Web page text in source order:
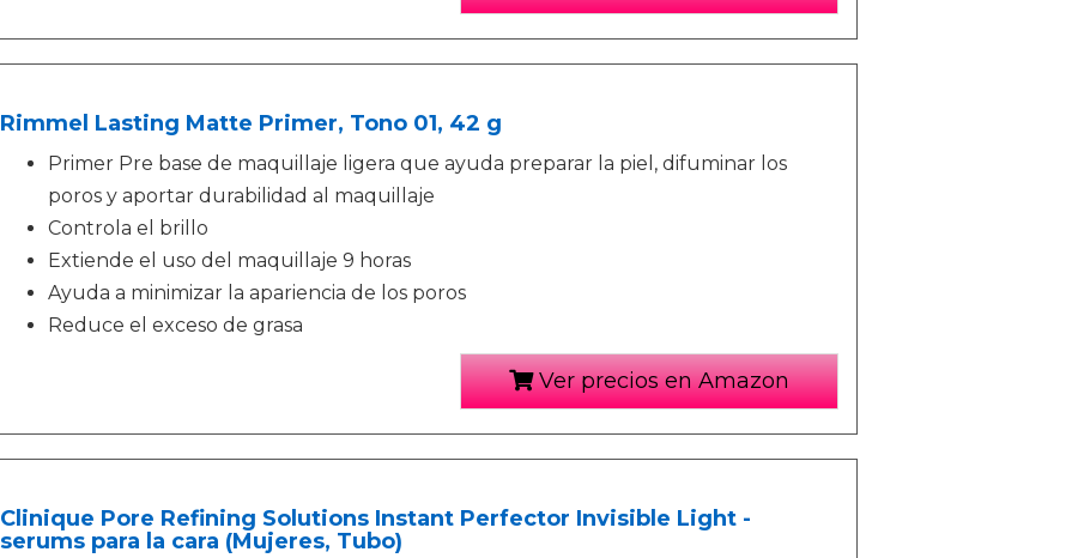
Rimmel Lasting Matte Primer, Tono 01, 42 g
Primer Pre base de maquillaje ligera que ayuda preparar la piel, difuminar los
poros y aportar durabilidad al maquillaje
Controla el brillo
Extiende el uso del maquillaje 9 horas
Ayuda a minimizar la apariencia de los poros
Reduce el exceso de grasa
Ver precios en Amazon
Clinique Pore Refining Solutions Instant Perfector Invisible Light -
serums para la cara (Mujeres, Tubo)